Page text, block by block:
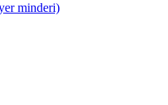
minderi)